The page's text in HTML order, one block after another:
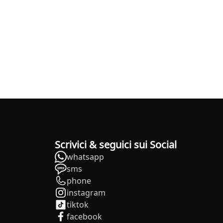
Scrivici & seguici sui Social
whatsapp
sms
phone
instagram
tiktok
facebook